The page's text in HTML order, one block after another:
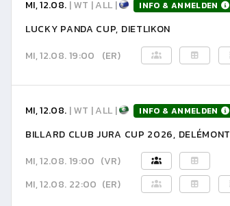
MI, 12.08. | WT | ALL | INFO & ANMELDEN
LUCKY PANDA CUP, DIETLIKON
MI, 12.08. 19:00
(ER)
MI, 12.08. | WT | ALL | INFO & ANMELDEN
BILLARD CLUB JURA CUP 2026, DELÉMONT
MI, 12.08. 19:00 (VR)
MI, 12.08. 22:00 (ER)